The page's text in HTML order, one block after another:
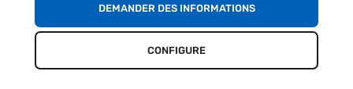
DEMANDER DES INFORMATIONS
CONFIGURE